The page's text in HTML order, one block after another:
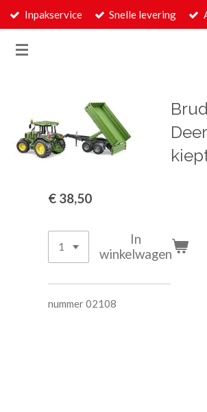
Ga
naar
Inpakservice Snelle levering
€ 38,50
In
winkelwagen
nummer 02108